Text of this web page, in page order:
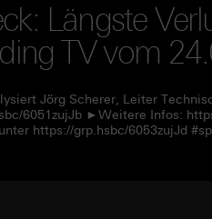
Längste
TV vom
Jörg Scherer, Leiter
6051zujJb ►Weitere Infos:
https://grp.hsbc/6053zujJd